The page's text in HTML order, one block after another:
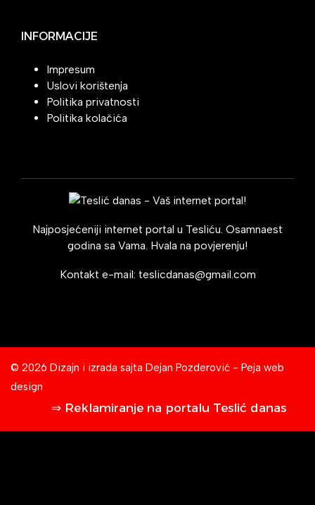
INFORMACIJE
Impresum
Uslovi korištenja
Politika privatnosti
Politika kolačića
Najposjećeniji internet portal u Tesliću. Osamnaest
godina sa Vama. Hvala na povjerenju!
Kontakt e-mail: teslicdanas@gmail.com
© 2026 Dizajn i izrada sajta Dejan Pozderović - Peja web
design
⇒ Reklamiranje na portalu Teslić danas